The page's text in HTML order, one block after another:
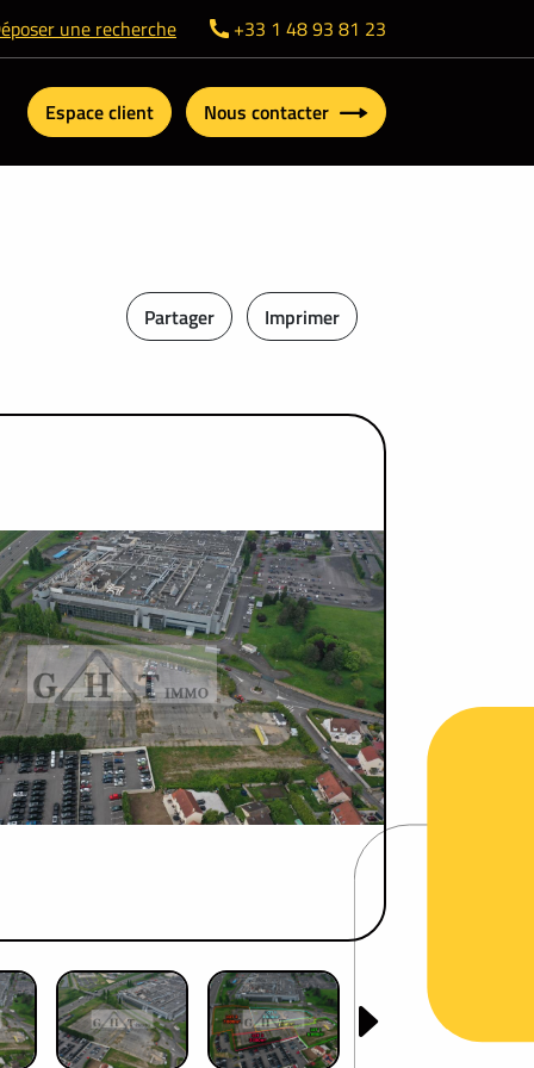
une recherche +33 1 48 93 81 23
Espace client Nous contacter
Partager Imprimer